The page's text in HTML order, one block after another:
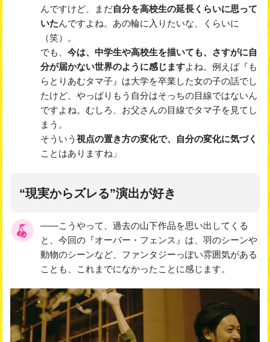
んですけど、まだ自分を高校生の延長くらいに思って
いたんですよね。あの輪に入りたいな、くらいに
（笑）。
でも、 今は、中学生や高校生を描いても、さすがに自
分が届かない世界のように感じますよね。例えば『も
らとりあむタマ子』は大学を卒業した女の子の話でし
たけど、やっぱりもう自分はそっちの目線ではないん
ですよね。むしろ、お父さんの目線でタマ子を見てし
まう。
そういう 視点の置き方の変化で、自分の変化に気づく
ことはありますね」
“現実からズレる”演出が好き
――こうやって、過去の山下作品を思い出してくる
と、今回の『オーバー・フェンス』は、羽のシーンや
動物のシーンなど、ファンタジーっぽい雰囲気がある
ことも、これまでになかったことに感じます。